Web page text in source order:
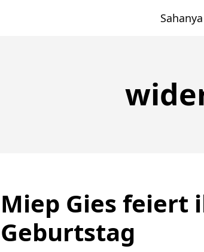
Sahanya
Miep Gies feiert
Geburtstag